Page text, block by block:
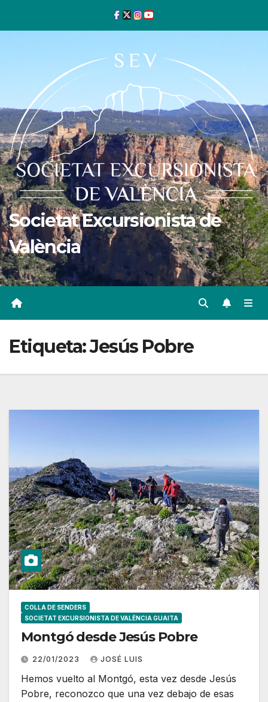
Societat Excursionista de
València
Etiqueta:Jesús Pobre
COLLA DE SENDERS
SOCIETAT EXCURSIONISTA DE VALÈNCIA GUAITA
Montgó desde Jesús Pobre
22/01/2023 JOSÉ LUIS
Hemos vuelto al Montgó, esta vez desde Jesús
Pobre, reconozco que una vez debajo de esas